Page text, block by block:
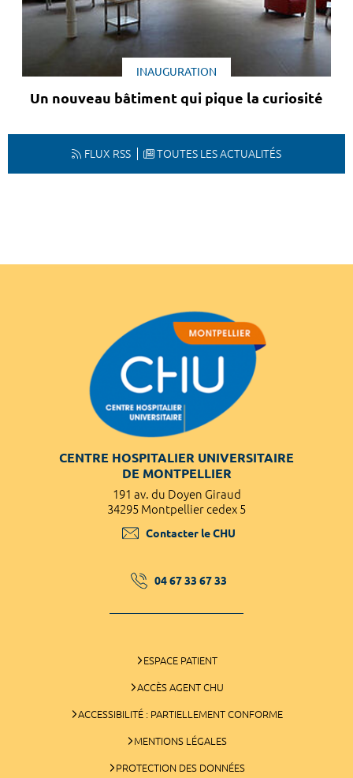
INAUGURATION
Un nouveau bâtiment qui pique la curiosité
FLUX RSS TOUTES LES ACTUALITÉS
CENTRE HOSPITALIER UNIVERSITAIRE
DE MONTPELLIER
191 av. du Doyen Giraud
34295 Montpellier cedex 5
Contacter le CHU
04 67 33 67 33
ESPACE PATIENT
ACCÈS AGENT CHU
ACCESSIBILITÉ : PARTIELLEMENT CONFORME
MENTIONS LÉGALES
PROTECTION DES DONNÉES